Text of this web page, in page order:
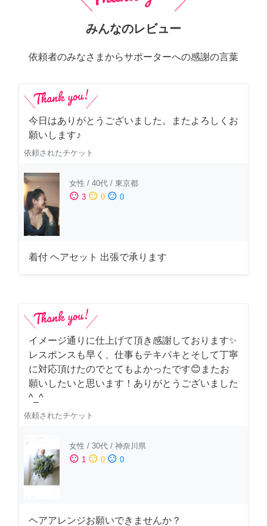
みんなのレビュー
依頼者のみなさまからサポーターへの感謝の言葉
今日はありがとうございました。またよろしくお
願いします♪
依頼されたチケット
女性 / 40代 / 東京都
sentiment_satisfied 3 sentiment_neutral 0 sentiment_dissatisfied 0
着付 ヘアセット 出張で承ります
イメージ通りに仕上げて頂き感謝しております✨
レスポンスも早く、仕事もテキパキとそして丁寧
に対応頂けたのでとてもよかったです😊またお
願いしたいと思います！ありがとうございました
^_^
依頼されたチケット
女性 / 30代 / 神奈川県
sentiment_satisfied 1 sentiment_neutral 0 sentiment_dissatisfied 0
ヘアアレンジお願いできませんか？